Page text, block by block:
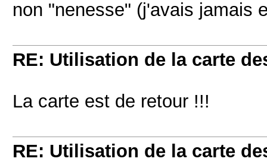
non "nenesse" (j'avais jamais
RE: Utilisation de la carte
La carte est de retour !!!
RE: Utilisation de la carte